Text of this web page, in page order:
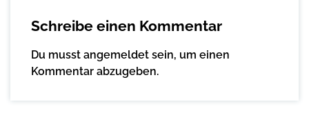
Schreibe einen Kommentar
Du musst angemeldet sein, um einen
Kommentar abzugeben.